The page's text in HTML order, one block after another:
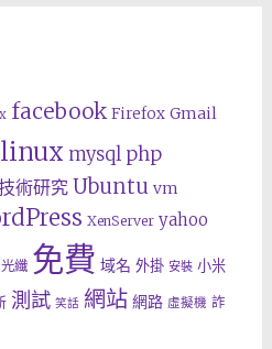
facebook Firefox Gmail
linux mysql php
術研究 Ubuntu vm
XenServer yahoo
光纖 免費 域名 外掛 安裝 小米
測試 笑話 網站 網路 虛擬機 詐